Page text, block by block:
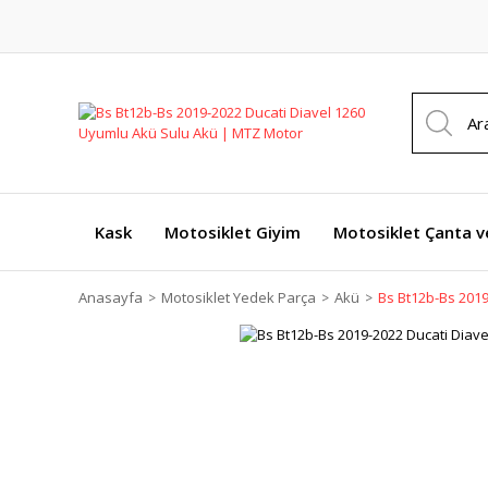
Kask Motosiklet Giyim Motosiklet Çanta
Anasayfa Motosiklet Yedek Parça Akü Bs Bt12b-Bs